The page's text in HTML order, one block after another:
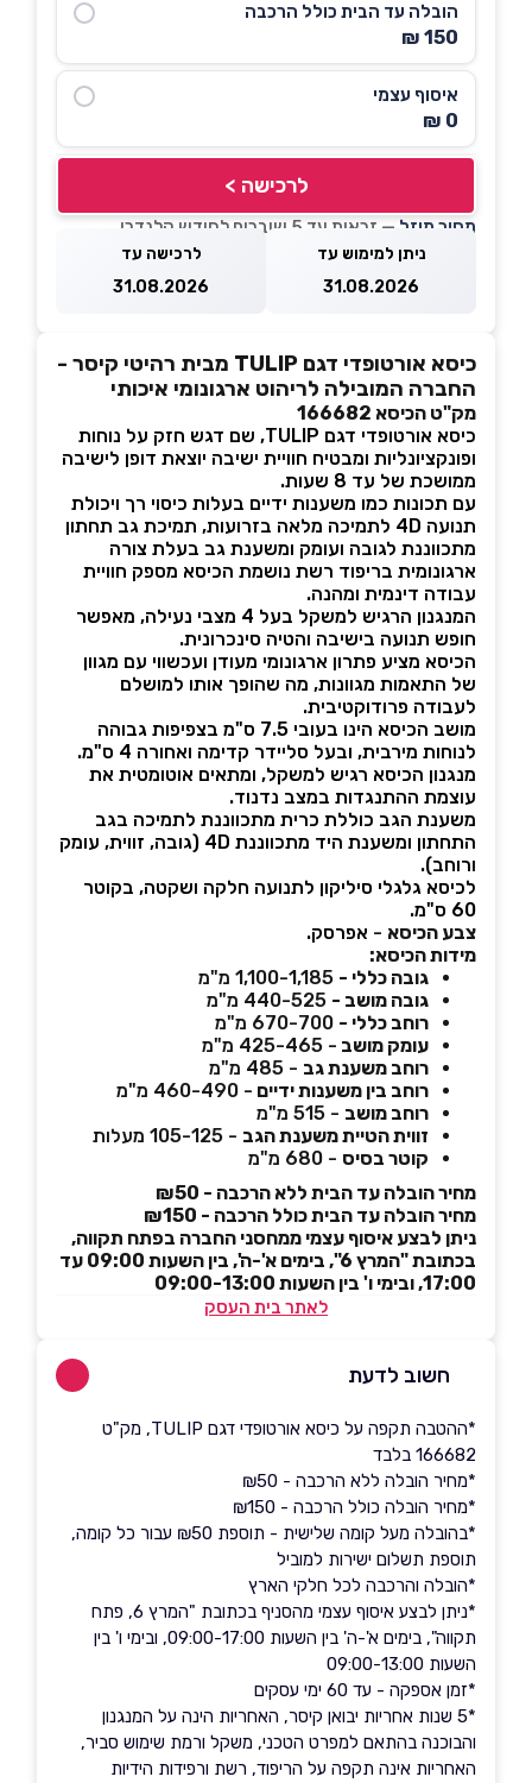
הובלה עד הבית כולל הרכבה
150 ₪
איסוף עצמי
0 ₪
לרכישה >
מחיר מוזל — זכאות עד 5 שוברים לחודש קלנדרי
ניתן למימוש עד
31.08.2026
לרכישה עד
31.08.2026
כיסא אורטופדי דגם TULIP מבית רהיטי קיסר -
החברה המובילה לריהוט ארגונומי איכותי
מק"ט הכיסא 166682
כיסא אורטופדי דגם TULIP, שם דגש חזק על נוחות
ופונקציונליות ומבטיח חוויית ישיבה יוצאת דופן לישיבה
ממושכת של עד 8 שעות.
עם תכונות כמו משענות ידיים בעלות כיסוי רך ויכולת
תנועה 4D לתמיכה מלאה בזרועות, תמיכת גב תחתון
מתכווננת לגובה ועומק ומשענת גב בעלת צורה
ארגונומית בריפוד רשת נושמת הכיסא מספק חוויית
עבודה דינמית ומהנה.
המנגנון הרגיש למשקל בעל 4 מצבי נעילה, מאפשר
חופש תנועה בישיבה והטיה סינכרונית.
הכיסא מציע פתרון ארגונומי מעודן ועכשווי עם מגוון
של התאמות מגוונות, מה שהופך אותו למושלם
לעבודה פרודוקטיבית.
מושב הכיסא הינו בעובי 7.5 ס"מ בצפיפות גבוהה
לנוחות מירבית, ובעל סליידר קדימה ואחורה 4 ס"מ.
מנגנון הכיסא רגיש למשקל, ומתאים אוטומטית את
עוצמת ההתנגדות במצב נדנוד.
משענת הגב כוללת כרית מתכווננת לתמיכה בגב
התחתון ומשענת היד מתכווננת 4D (גובה, זווית, עומק
ורוחב).
לכיסא גלגלי סיליקון לתנועה חלקה ושקטה, בקוטר
60 ס"מ.
צבע הכיסא - אפרסק.
מידות הכיסא:
גובה כללי -
גובה מושב -
רוחב כללי -
עומק מושב - 425-465 מ"מ
רוחב משענת גב - 485 מ"מ
רוחב בין משענות ידיים - 460-490 מ"מ
רוחב מושב - 515 מ"מ
זווית הטיית משענת הגב - 105-125 מעלות
קוטר בסיס - 680 מ"מ
מחיר הובלה עד הבית ללא הרכבה - ₪50
מחיר הובלה עד הבית כולל הרכבה - ₪150
ניתן לבצע איסוף עצמי ממחסני החברה בפתח תקווה,
בכתובת "המרץ 6", בימים א'-ה', בין השעות 09:00 עד
17:00, ובימי ו' בין השעות 09:00-13:00
לאתר בית העסק
חשוב לדעת
*ההטבה תקפה על כיסא אורטופדי דגם TULIP, מק"ט
166682 בלבד
*מחיר הובלה ללא הרכבה - ₪50
*מחיר הובלה כולל הרכבה - ₪150
*בהובלה מעל קומה שלישית - תוספת ₪50 עבור כל קומה,
תוספת תשלום ישירות למוביל
*הובלה והרכבה לכל חלקי הארץ
*ניתן לבצע איסוף עצמי מהסניף בכתובת "המרץ 6, פתח
תקווה", בימים א'-ה' בין השעות 09:00-17:00, ובימי ו' בין
השעות 09:00-13:00
*זמן אספקה - עד 60 ימי עסקים
*5 שנות אחריות יבואן קיסר, האחריות הינה על המנגנון
והבוכנה בהתאם למפרט הטכני, משקל ורמת שימוש סביר,
האחריות אינה תקפה על הריפוד, רשת ורפידות הידיות